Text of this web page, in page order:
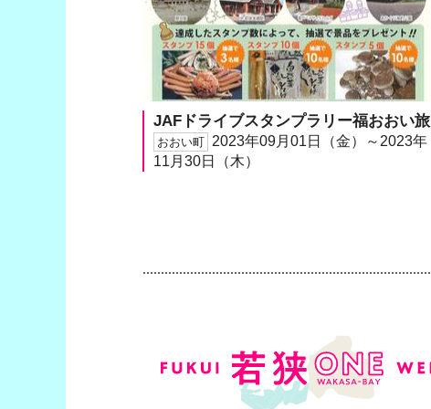
JAFドライブスタンプラリー福おおい旅
おおい町 2023年09月01日（金）～2023年
11月30日（木）